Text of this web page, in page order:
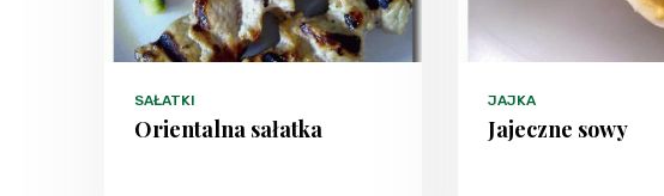
SAŁATKI
Orientalna sałatka
JAJKA
Jajeczne sowy